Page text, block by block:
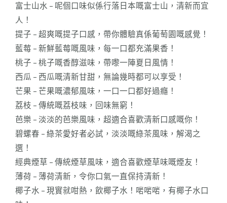
富士山水 – 呢個口味似係行落日本嘅富士山，清新而宜
人！
提子 – 超爽嘅提子口感，帶你體驗真係葡萄園嘅感覺！
藍莓 – 新鮮藍莓嘅風味，每一口都充滿果香！
桃子 – 桃子嘅香醇滋味，帶嚟一陣夏日風情！
西瓜 – 西瓜嘅清新甘甜，無論幾時都可以享受！
芒果 – 芒果嘅濃郁風味，一口一口都好過癮！
荔枝 – 傳統嘅荔枝味，回味無窮！
芭樂 – 淡淡的芭樂風味，超適合喜歡清新口感嘅你！
碧螺春 – 綠茶愛好者必試，淡淡嘅綠茶風味，解渴之
選！
經典煙草 – 傳統煙草風味，適合喜歡煙草味嘅煙友！
薄荷 – 薄荷清新，令你口氣一直保持清新！
椰子水 – 現實就咁熱，飲椰子水！啱啱啱，有椰子水口